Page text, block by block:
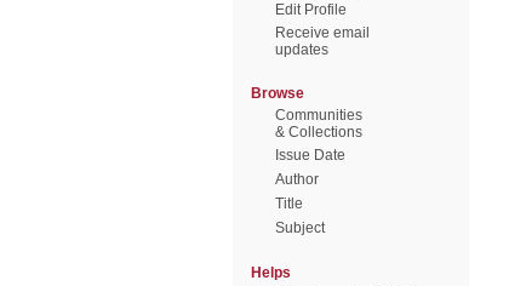
Edit Profile
Receive email
updates
Browse
Communities
& Collections
Issue Date
Author
Title
Subject
Helps